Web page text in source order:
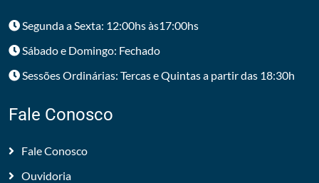
Segunda a Sexta: 12:00hs às17:00hs
Sábado e Domingo: Fechado
Sessões Ordinárias: Tercas e Quintas a partir das 18:30h
Fale Conosco
Fale Conosco
Ouvidoria